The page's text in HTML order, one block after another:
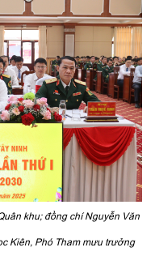
khu; đồng chí Nguyễn Văn
Kiên, Phó Tham mưu trưởng